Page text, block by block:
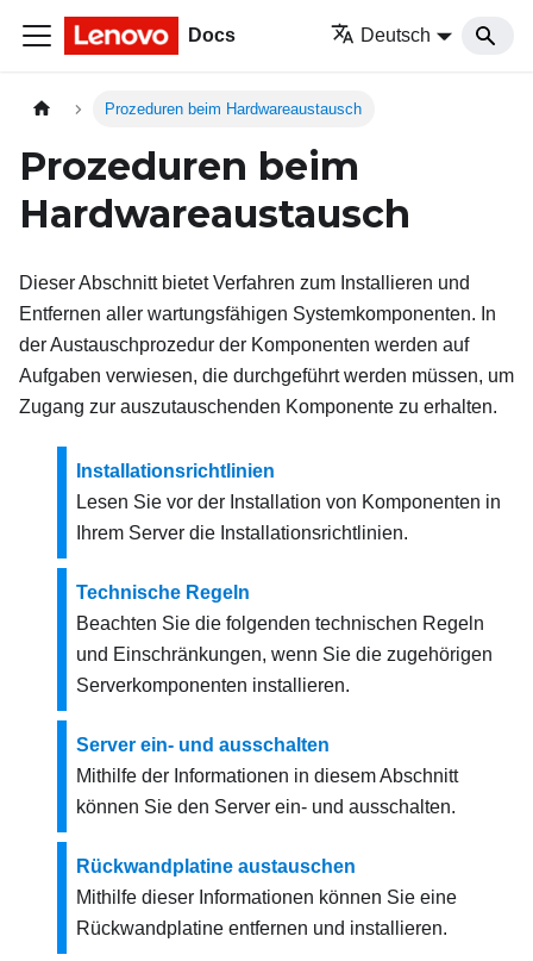
Docs Deutsch
Prozeduren beim Hardwareaustausch
Prozeduren beim
Hardwareaustausch
Dieser Abschnitt bietet Verfahren zum Installieren und
Entfernen aller wartungsfähigen Systemkomponenten. In
der Austauschprozedur der Komponenten werden auf
Aufgaben verwiesen, die durchgeführt werden müssen, um
Zugang zur auszutauschenden Komponente zu erhalten.
Installationsrichtlinien
Lesen Sie vor der Installation von Komponenten in
Ihrem Server die Installationsrichtlinien.
Technische Regeln
Beachten Sie die folgenden technischen Regeln
und Einschränkungen, wenn Sie die zugehörigen
Serverkomponenten installieren.
Server ein‑ und ausschalten
Mithilfe der Informationen in diesem Abschnitt
können Sie den Server ein‑ und ausschalten.
Rückwandplatine austauschen
Mithilfe dieser Informationen können Sie eine
Rückwandplatine entfernen und installieren.